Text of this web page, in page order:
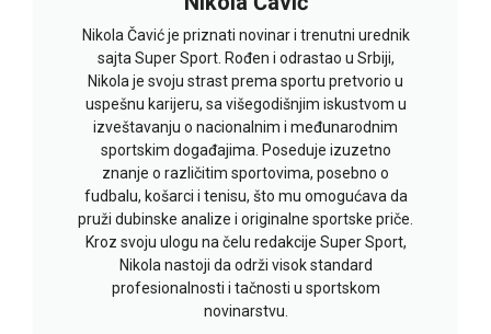
Nikola Čavić je priznati novinar i trenutni urednik
sajta Super Sport. Rođen i odrastao u Srbiji,
Nikola je svoju strast prema sportu pretvorio u
uspešnu karijeru, sa višegodišnjim iskustvom u
izveštavanju o nacionalnim i međunarodnim
sportskim događajima. Poseduje izuzetno
znanje o različitim sportovima, posebno o
fudbalu, košarci i tenisu, što mu omogućava da
pruži dubinske analize i originalne sportske priče.
Kroz svoju ulogu na čelu redakcije Super Sport,
Nikola nastoji da održi visok standard
profesionalnosti i tačnosti u sportskom
novinarstvu.